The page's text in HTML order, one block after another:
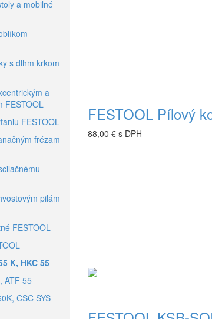
a mobilné
s dlhm krkom
a
FESTOOL
FESTOOL
frézam
pilám
FESTOOL
K, HKC 55
ATF 55
CSC SYS
FESTOOL Pílový
88,00 € s DPH